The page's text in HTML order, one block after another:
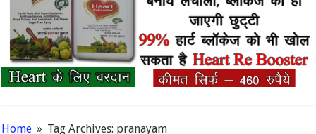
Home » Tag Archives: pranayam